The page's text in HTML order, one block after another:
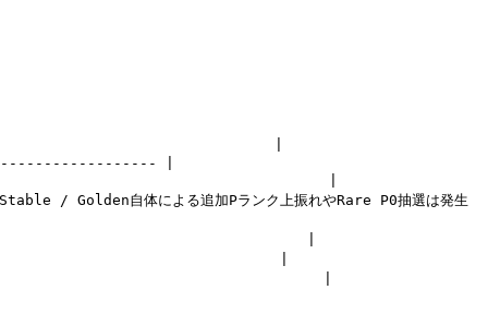
|
|
|
/ Golden自体による追加Pランク上振れやRare P0抽選は発生
る                                                |
|
なる                                                |